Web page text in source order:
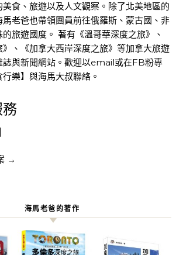
食、旅遊以及人文觀察。除了北美地區的
老爸也帶領團員前往俄羅斯、蒙古國、非
旅遊國度。 著有《溫哥華深度之旅》、
》、《加拿大西岸深度之旅》等加拿大旅遊
誌與新聞網站。歡迎以email或在FB粉專
行樂】與海馬大叔聯絡。
→
海馬老爸的著作